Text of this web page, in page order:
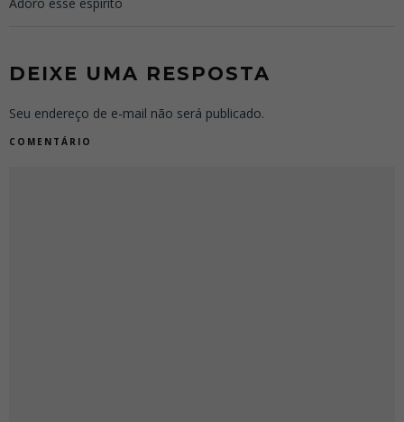
DEIXE UMA RESPOSTA
Seu endereço de e-mail não será publicado.
COMENTÁRIO